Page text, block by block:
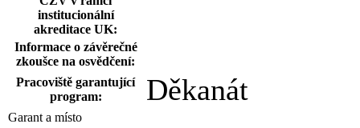
institucionální
akreditace UK:
Informace o závěrečné
zkoušce na osvědčení:
Pracoviště garantující
program:
Děkanát
Garant a místo